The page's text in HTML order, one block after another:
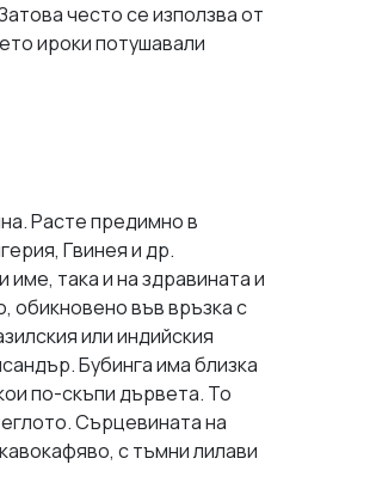
често се използва от
ироки потушавали
Расте предимно в
Гвинея и др.
име, така и на здравината и
обикновено във връзка с
или индийския
Бубинга има близка
по-скъпи дървета. То
Сърцевината на
с тъмни лилави